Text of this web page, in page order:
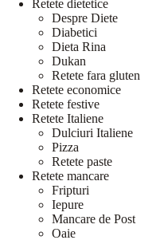
Retete dietetice
Despre Diete
Diabetici
Dieta Rina
Dukan
Retete fara gluten
Retete economice
Retete festive
Retete Italiene
Dulciuri Italiene
Pizza
Retete paste
Retete mancare
Fripturi
Iepure
Mancare de Post
Oaie